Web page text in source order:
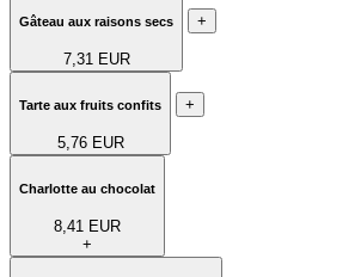
Gâteau aux raisons secs
7,31 EUR
+
Tarte aux fruits confits
5,76 EUR
+
Charlotte au chocolat
8,41 EUR
+